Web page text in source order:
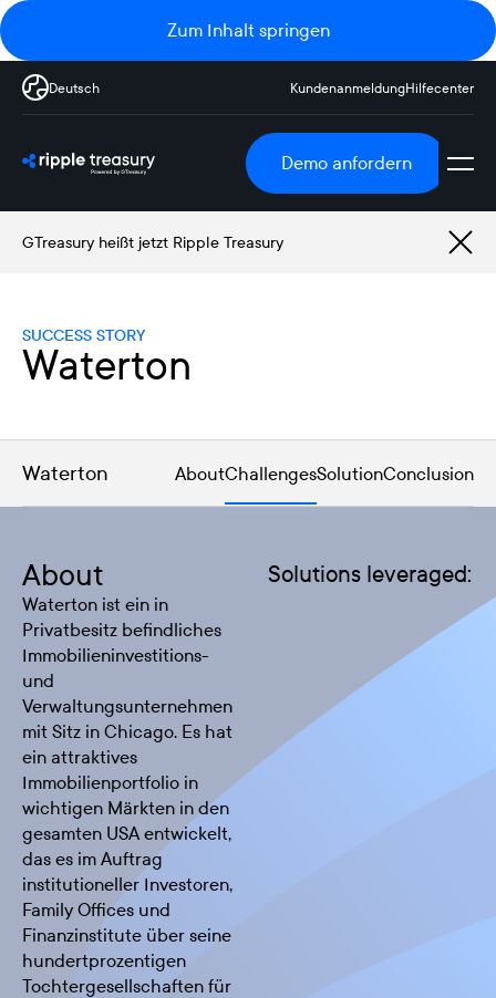
Zum Inhalt springen
Deutsch KundenanmeldungHilfecenter
Demo anfordern
GTreasury heißt jetzt Ripple Treasury
SUCCESS STORY
Waterton
Waterton AboutChallengesSolutionConclusion
About
Waterton ist ein in
Privatbesitz befindliches
Immobilieninvestitions-
und
Verwaltungsunternehmen
mit Sitz in Chicago. Es hat
ein attraktives
Immobilienportfolio in
wichtigen Märkten in den
gesamten USA entwickelt,
das es im Auftrag
institutioneller Investoren,
Family Offices und
Finanzinstitute über seine
hundertprozentigen
Tochtergesellschaften für
Solutions leveraged: